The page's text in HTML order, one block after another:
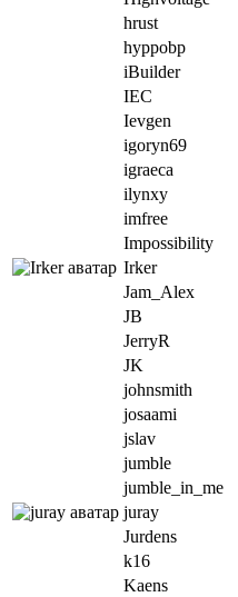
hrust
hyppobp
iBuilder
IEC
Ievgen
igoryn69
igraeca
ilynxy
imfree
Impossibility
Irker
Jam_Alex
JB
JerryR
JK
johnsmith
josaami
jslav
jumble
jumble_in_me
juray
Jurdens
k16
Kaens